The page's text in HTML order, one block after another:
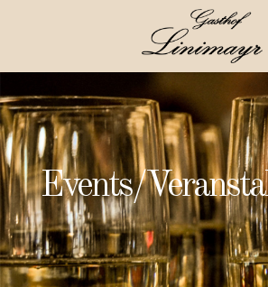
Events/